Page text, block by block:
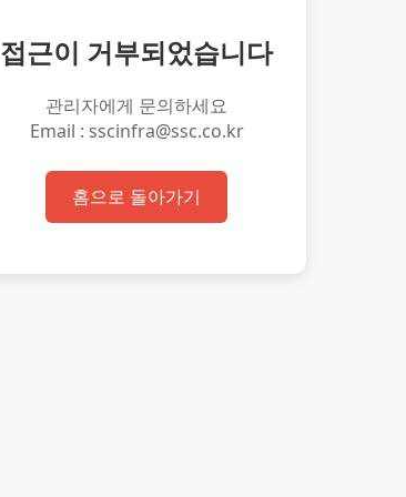
접근이 거부되었습니다
관리자에게 문의하세요
Email : sscinfra@ssc.co.kr
홈으로 돌아가기